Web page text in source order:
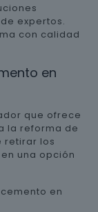
expertos.
con calidad
en
que ofrece
la reforma de
retirar los
una opción
en